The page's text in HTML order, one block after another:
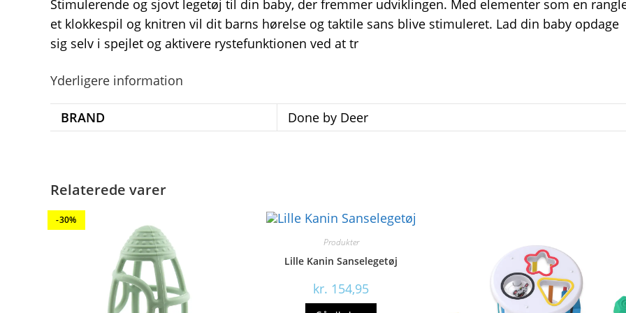
Stimulerende og sjovt legetøj til din baby, der fremmer udviklingen. Med elementer som en
et klokkespil og knitren vil dit barns hørelse og taktile sans blive stimuleret. Lad din baby opdage
sig selv i spejlet og aktivere rystefunktionen ved at tr
Yderligere information
BRAND Done by Deer
Relaterede varer
-30%
Produkter
Lille Kanin Sanselegetøj
kr. 154,95